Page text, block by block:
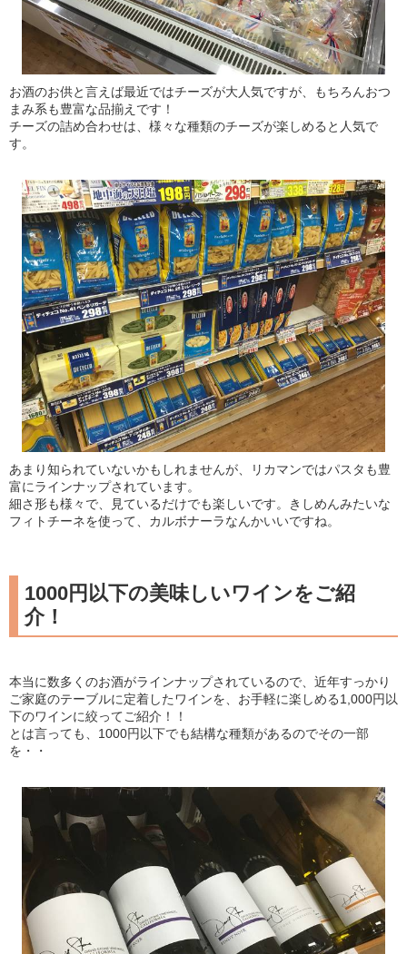
お酒のお供と言えば最近ではチーズが大人気ですが、もちろんおつ
まみ系も豊富な品揃えです！
チーズの詰め合わせは、様々な種類のチーズが楽しめると人気で
す。
あまり知られていないかもしれませんが、リカマンではパスタも豊
富にラインナップされています。
細さ形も様々で、見ているだけでも楽しいです。きしめんみたいな
フィトチーネを使って、カルボナーラなんかいいですね。
1000円以下の美味しいワインをご紹
介！
本当に数多くのお酒がラインナップされているので、近年すっかり
ご家庭のテーブルに定着したワインを、お手軽に楽しめる1,000円以
下のワインに絞ってご紹介！！
とは言っても、1000円以下でも結構な種類があるのでその一部
を・・